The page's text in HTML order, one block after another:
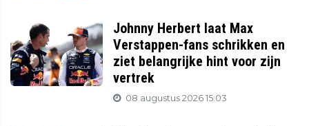
Johnny Herbert laat Max
Verstappen-fans schrikken en
ziet belangrijke hint voor zijn
vertrek
08 augustus 2026 15:03